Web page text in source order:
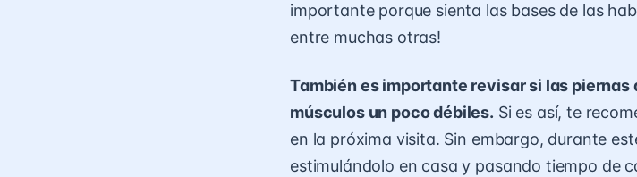
importante porque sienta las bases de las
entre muchas otras!
También es importante revisar si las piernas
músculos un poco débiles. Si es así, te
en la próxima visita. Sin embargo, durante
estimulándolo en casa y pasando tiempo de